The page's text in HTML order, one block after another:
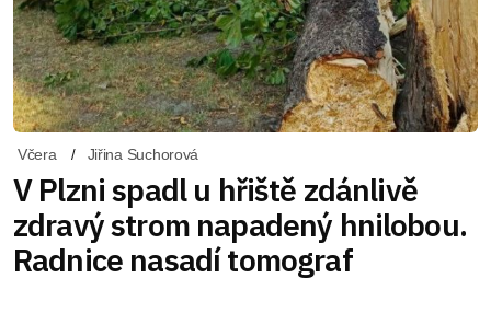
Včera Jiřina Suchorová
V Plzni spadl u hřiště zdánlivě
zdravý strom napadený hnilobou.
Radnice nasadí tomograf